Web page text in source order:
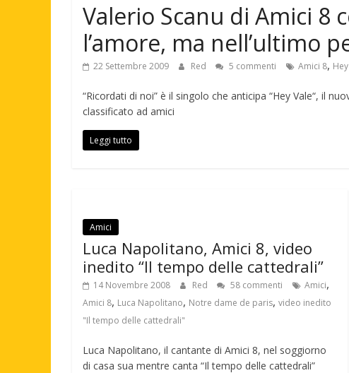
moda
maschile
Valerio Scanu di Amici 8
l’amore, ma nell’ultimo
22 Settembre 2009 Red 5 commenti Amici 8,
“Ricordati di noi” è il singolo che anticipa “Hey Vale“, il
classificato ad amici
Leggi tutto
Amici
Luca Napolitano, Amici 8, video
inedito “Il tempo delle cattedrali”
14 Novembre 2008 Red 58 commenti Amici,
Amici 8, Luca Napolitano, Notre dame de paris, video inedito
"Il tempo delle cattedrali"
Luca Napolitano, il cantante di Amici 8, nel soggiorno
di casa sua mentre canta “Il tempo delle cattedrali”